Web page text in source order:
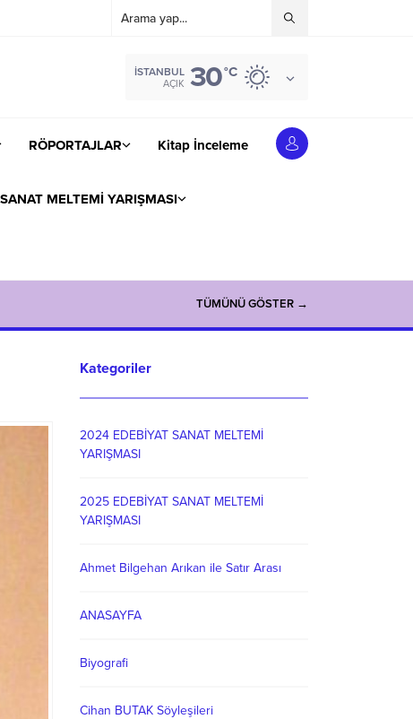
İSTANBUL
AÇIK 30°C
RÖPORTAJLAR Kitap İnceleme
MELTEMİ YARIŞMASI
TÜMÜNÜ GÖSTER →
Kategoriler
2024 EDEBİYAT SANAT MELTEMİ
YARIŞMASI
2025 EDEBİYAT SANAT MELTEMİ
YARIŞMASI
Ahmet Bilgehan Arıkan ile Satır Arası
ANASAYFA
Biyografi
Cihan BUTAK Söyleşileri